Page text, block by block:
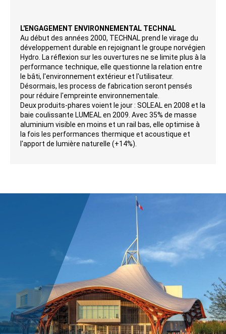
L'ENGAGEMENT ENVIRONNEMENTAL TECHNAL
Au début des années 2000, TECHNAL prend le virage du
développement durable en rejoignant le groupe norvégien
Hydro. La réflexion sur les ouvertures ne se limite plus à la
performance technique, elle questionne la relation entre
le bâti, l'environnement extérieur et l'utilisateur.
Désormais, les process de fabrication seront pensés
pour réduire l'empreinte environnementale.
Deux produits-phares voient le jour : SOLEAL en 2008 et la
baie coulissante LUMEAL en 2009. Avec 35% de masse
aluminium visible en moins et un rail bas, elle optimise à
la fois les performances thermique et acoustique et
l'apport de lumière naturelle (+14%).